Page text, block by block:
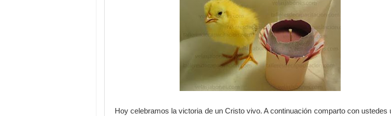
Hoy celebramos la victoria de un Cristo vivo. A continuación comparto con ustedes